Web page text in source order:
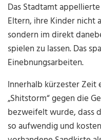
Das Stadtamt
Eltern, ihre Kinder nicht
sondern im direkt
spielen zu lassen. Das
Einebnungsarbeiten.
Innerhalb kürzester Zeit
„Shitstorm“ gegen die
bezweifelt wurde, dass
so aufwendig und